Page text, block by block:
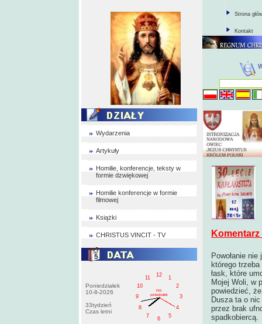
Wydarzenia
Artykuły
Homilie, konferencje, teksty w
formie dzwiękowej
Homilie konferencje w formie
filmowej
Książki
CHRISTUS VINCIT - TV
Poniedziałek
10-8-2026
33tydzień
Czas letni
1
2
3
4
5
6
7
8
9
10
11
12
PM
poniedziałek
Strona
Kontakt
Powołanie
którego
łask, które
Mojej Woli, w
powiedzieć,
Dusza ta o
przez brak
spadkobiercą.